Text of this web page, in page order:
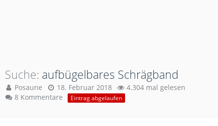
Suche aufbügelbares Schrägband
Posaune 18. Februar 2018
4.304 mal gelesen
8 Kommentare
Eintrag abgelaufen